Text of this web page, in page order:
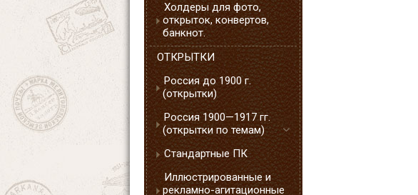
Холдеры для фото,
открыток, конвертов,
банкнот.
ОТКРЫТКИ
Россия до 1900 г.
(открытки)
Россия 1900—1917 гг.
(открытки по темам)
Стандартные ПК
Иллюстрированные и
рекламно-агитационные